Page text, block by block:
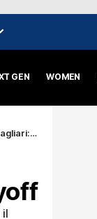
GEN WOMEN
playoff
il